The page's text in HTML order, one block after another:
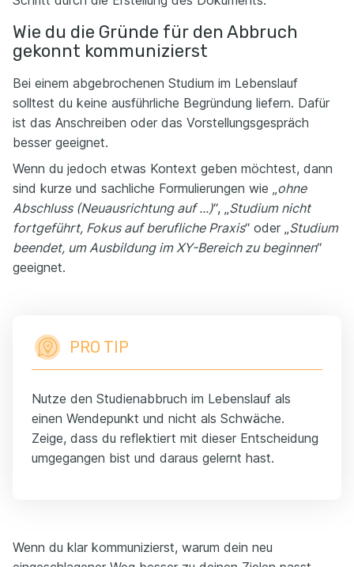
Wie du die Gründe für den Abbruch
gekonnt kommunizierst
Bei einem abgebrochenen Studium im Lebenslauf
solltest du keine ausführliche Begründung liefern. Dafür
ist das Anschreiben oder das Vorstellungsgespräch
besser geeignet.
Wenn du jedoch etwas Kontext geben möchtest, dann
sind kurze und sachliche Formulierungen wie „ohne
Abschluss (Neuausrichtung auf ...)“, „Studium nicht
fortgeführt, Fokus auf berufliche Praxis“ oder „Studium
beendet, um Ausbildung im XY-Bereich zu beginnen“
geeignet.
PRO TIP
Nutze den Studienabbruch im Lebenslauf als
einen Wendepunkt und nicht als Schwäche.
Zeige, dass du reflektiert mit dieser Entscheidung
umgegangen bist und daraus gelernt hast.
Wenn du klar kommunizierst, warum dein neu